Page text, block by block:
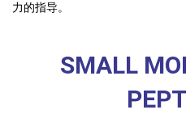
力的指导。
SMALL